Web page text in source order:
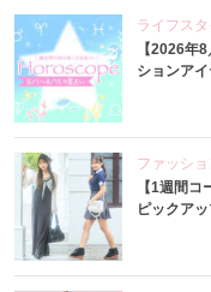
ライフス
【2026年
ションア
ファッショ
【1週間
ピックア